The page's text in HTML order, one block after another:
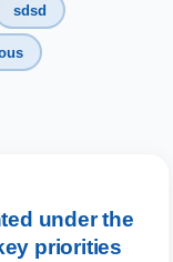
sdsd
under the
priorities